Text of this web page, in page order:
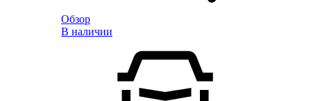
Обзор
В наличии